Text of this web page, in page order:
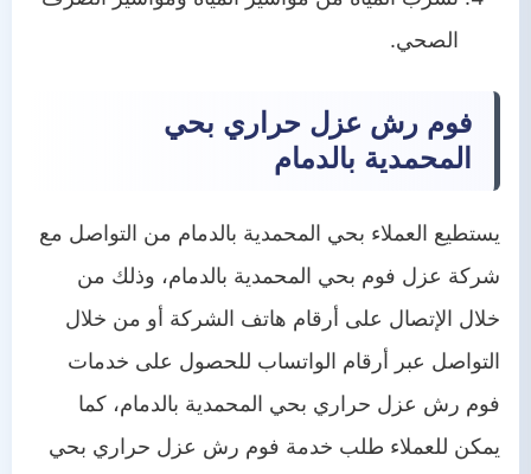
الصحي.
فوم رش عزل حراري بحي
المحمدية بالدمام
يستطيع العملاء بحي المحمدية بالدمام من التواصل مع
شركة عزل فوم بحي المحمدية بالدمام، وذلك من
خلال الإتصال على أرقام هاتف الشركة أو من خلال
التواصل عبر أرقام الواتساب للحصول على خدمات
فوم رش عزل حراري بحي المحمدية بالدمام، كما
يمكن للعملاء طلب خدمة فوم رش عزل حراري بحي